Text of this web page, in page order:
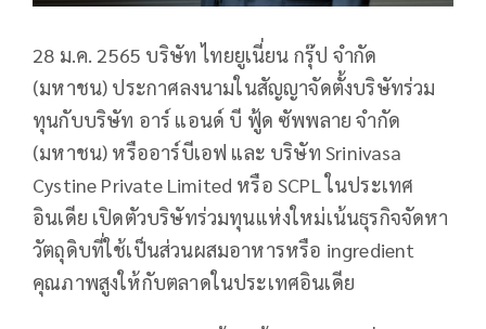
28 ม.ค. 2565 บริษัท ไทยยูเนี่ยน กรุ๊ป จำกัด
(มหาชน) ประกาศลงนามในสัญญาจัดตั้งบริษัทร่วม
ทุนกับบริษัท อาร์ แอนด์ บี ฟู้ด ซัพพลาย จำกัด
(มหาชน) หรืออาร์บีเอฟ และ บริษัท Srinivasa
Cystine Private Limited หรือ SCPL ในประเทศ
อินเดีย เปิดตัวบริษัทร่วมทุนแห่งใหม่เน้นธุรกิจจัดหา
วัตถุดิบที่ใช้เป็นส่วนผสมอาหารหรือ ingredient
คุณภาพสูงให้กับตลาดในประเทศอินเดีย